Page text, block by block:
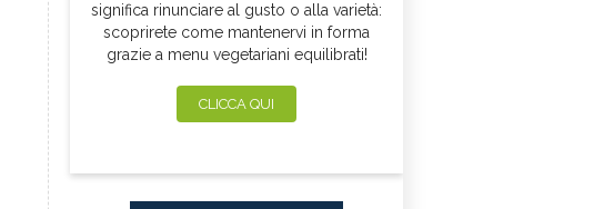
significa rinunciare al gusto o alla varietà:
scoprirete come mantenervi in forma
grazie a menu vegetariani equilibrati!
CLICCA QUI